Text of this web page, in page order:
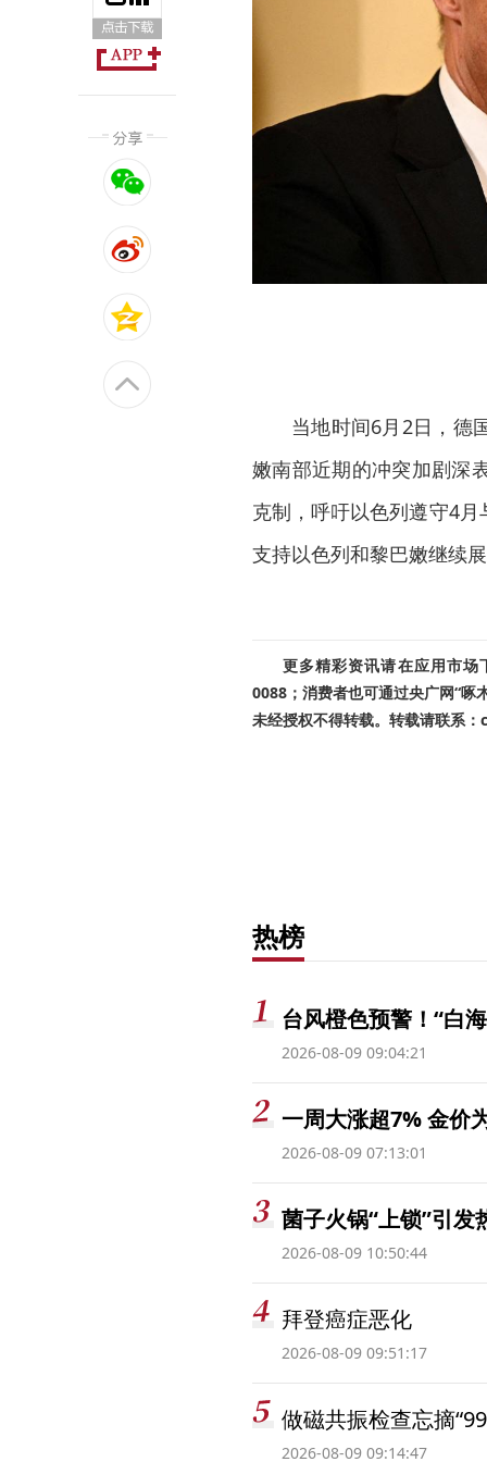
当地时间6月2日，德
嫩南部近期的冲突加剧深
克制，呼吁以色列遵守4
支持以色列和黎巴嫩继续
更多精彩资讯请在应用市场
0088；消费者也可通过央广网“啄
未经授权不得转载。转载请联系
热榜
台风橙色预警！“白
2026-08-09 09:04:21
一周大涨超7% 金价
2026-08-09 07:13:01
菌子火锅“上锁”引
2026-08-09 10:50:44
拜登癌症恶化
2026-08-09 09:51:17
做磁共振检查忘摘
2026-08-09 09:14:47